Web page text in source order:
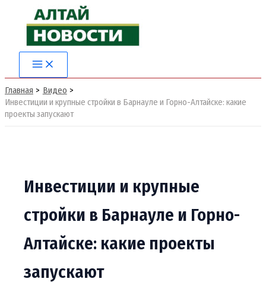
содержимому
Main
Menu
Главная
Видео
Инвестиции и крупные стройки в Барнауле и Горно-Алтайске: какие
проекты запускают
Инвестиции и крупные
стройки в Барнауле и Горно-
Алтайске: какие проекты
запускают